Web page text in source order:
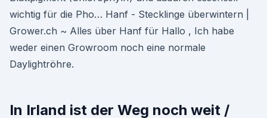
wichtig für die Pho… Hanf - Stecklinge überwintern |
Grower.ch ~ Alles über Hanf für Hallo , Ich habe
weder einen Growroom noch eine normale
Daylightröhre.
In Irland ist der Weg noch weit /